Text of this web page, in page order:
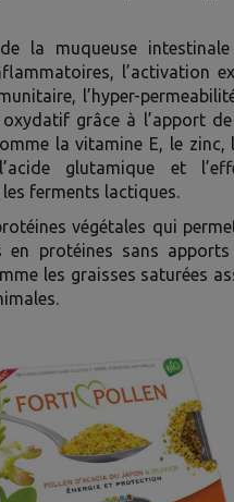
la muqueuse
l’activation
l’hyper-
grâce à l’apport
la vitamine E, le zinc,
glutamique et
ferments lactiques.
végétales qui
en protéines sans apports
les graisses saturées